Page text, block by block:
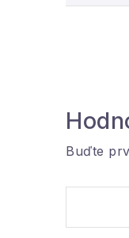
Buďte